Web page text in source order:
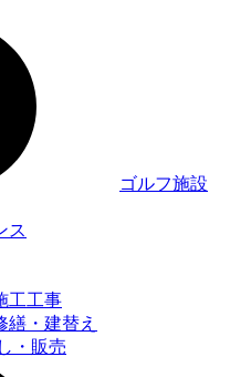
ゴルフ施設
ス
工工事
繕・建替え
・販売